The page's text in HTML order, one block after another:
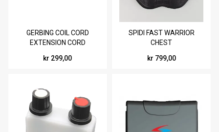
GERBING COIL CORD
EXTENSION CORD
kr 299,00
SPIDI FAST WARRIOR
CHEST
kr 799,00